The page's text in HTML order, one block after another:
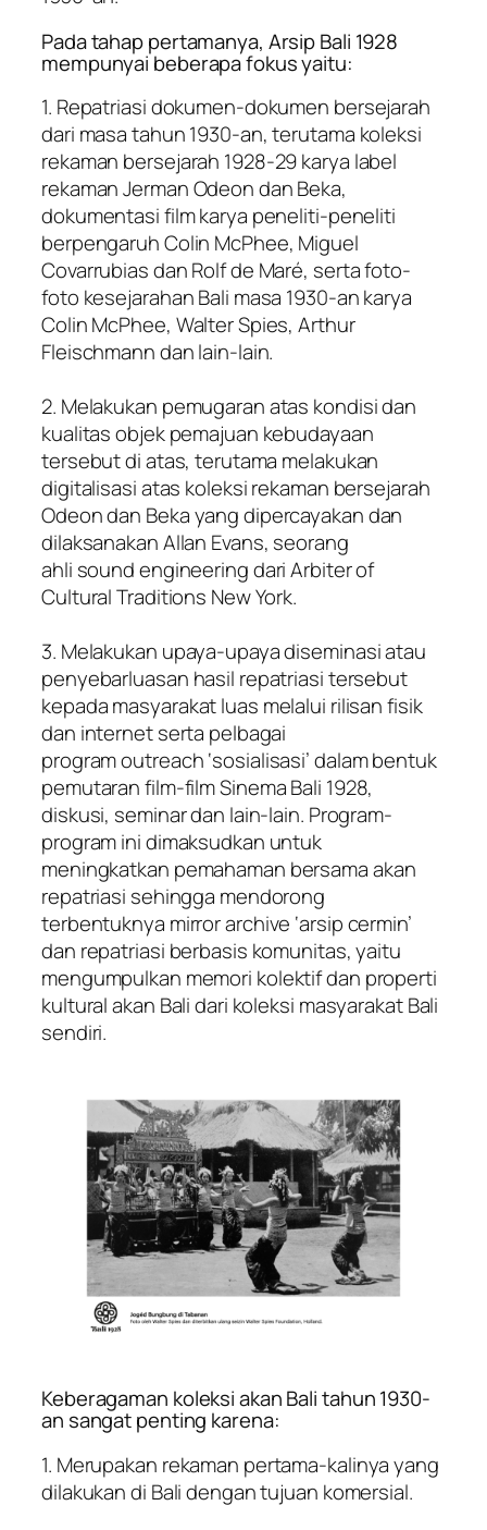
Pada tahap pertamanya, Arsip Bali 1928
mempunyai beberapa fokus yaitu:
1. Repatriasi dokumen-dokumen bersejarah
dari masa tahun 1930-an, terutama koleksi
rekaman bersejarah 1928-29 karya label
rekaman Jerman Odeon dan Beka,
dokumentasi film karya peneliti-peneliti
berpengaruh Colin McPhee, Miguel
Covarrubias dan Rolf de Maré, serta foto-
foto kesejarahan Bali masa 1930-an karya
Colin McPhee, Walter Spies, Arthur
Fleischmann dan lain-lain.
2. Melakukan pemugaran atas kondisi dan
kualitas objek pemajuan kebudayaan
tersebut di atas, terutama melakukan
digitalisasi atas koleksi rekaman bersejarah
Odeon dan Beka yang dipercayakan dan
dilaksanakan Allan Evans, seorang
ahli sound engineeringdari Arbiter of
Cultural Traditions New York.
3. Melakukan upaya-upaya diseminasi atau
penyebarluasan hasil repatriasi tersebut
kepada masyarakat luas melalui rilisan fisik
dan internet serta pelbagai
programoutreach‘sosialisasi’ dalam bentuk
pemutaran film-filmSinema Bali 1928,
diskusi, seminar dan lain-lain. Program-
program ini dimaksudkan untuk
meningkatkan pemahaman bersama akan
repatriasi sehingga mendorong
terbentuknya mirror archive ‘arsip cermin’
dan repatriasi berbasis komunitas, yaitu
mengumpulkan memori kolektif dan properti
kultural akan Bali dari koleksi masyarakat Bali
sendiri.
Keberagaman koleksi akan Bali tahun 1930-
an sangat penting karena:
1. Merupakan rekaman pertama-kalinya yang
dilakukan di Bali dengan tujuan komersial.